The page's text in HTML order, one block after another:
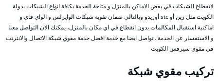
لانقطاع الشبكات في بعض الاماكن بالمنزل و متاحة الخدمة بكافة انواع الشبكات بدولة
الكويت مثل زين أو stc أوريدو وبالتالي ضمان تقوية شبكات الوايرلس و الواي فاي و
اماكنية استقبال المكالمات بدون انقطاع في اي مكان بالمنزل، يمكنك الان التواصل معنا
و الاستفسار عن الخدمة . تواصل ايضا مع خدمة افضل خدمة مقوي شبكة الاتصال والانترنت
في مقوي سيرفس الكويت
تركيب مقوي شبكة